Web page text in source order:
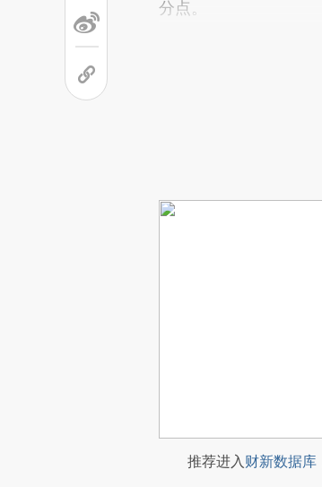
分点。
推荐进入财新数据库